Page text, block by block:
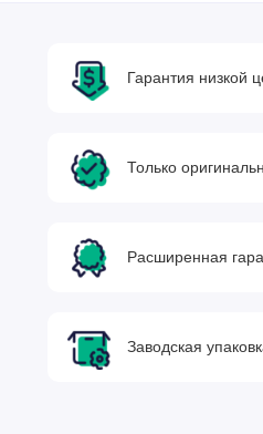
Гарантия низкой
Только
Расширенная
Заводская